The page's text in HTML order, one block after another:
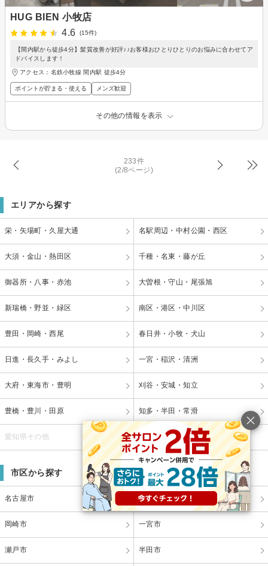
HUG BIEN 小牧店
4.6
(15件)
【間内駅から徒歩4分】髪質改善が好評♪♪お客様おひとりひとりのお悩みに合わせてア
ドバイスします！
アクセス：名鉄小牧線 間内駅 徒歩4分
ポイントが貯まる・使える メンズ歓迎
その他の情報を表示
233件
(2/8ページ)
エリアから探す
栄・矢場町・久屋大通 名駅周辺・中村公園・西区
大須・金山・熱田区 千種・名東・藤が丘
御器所・八事・赤池 大曽根・守山・尾張旭
新瑞橋・野並・緑区 南区・港区・中川区
豊田・岡崎・西尾 春日井・小牧・犬山
日進・長久手・みよし 一宮・稲沢・清洲
大府・東海市・豊明 刈谷・安城・知立
豊橋・豊川・田原 知多・半田・常滑
愛知県その他
市区から探す
名古屋市 豊橋市
岡崎市 一宮市
瀬戸市 半田市